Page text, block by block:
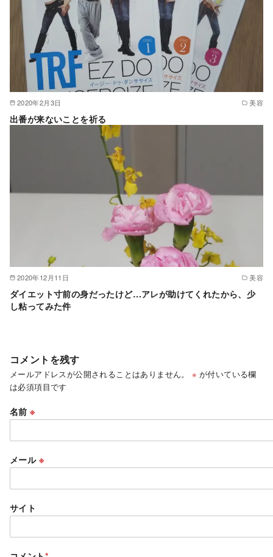
2020年2月3日 美容
出番が来ないことを祈る
2020年12月11日 美容
ダイエット寸前の身だったけど…アレが助けてくれたから、少
し粘ってみた件
コメントを残す
メールアドレスが公開されることはありません。 ※ が付いている欄
は必須項目です
名前※
メール ※
サイト